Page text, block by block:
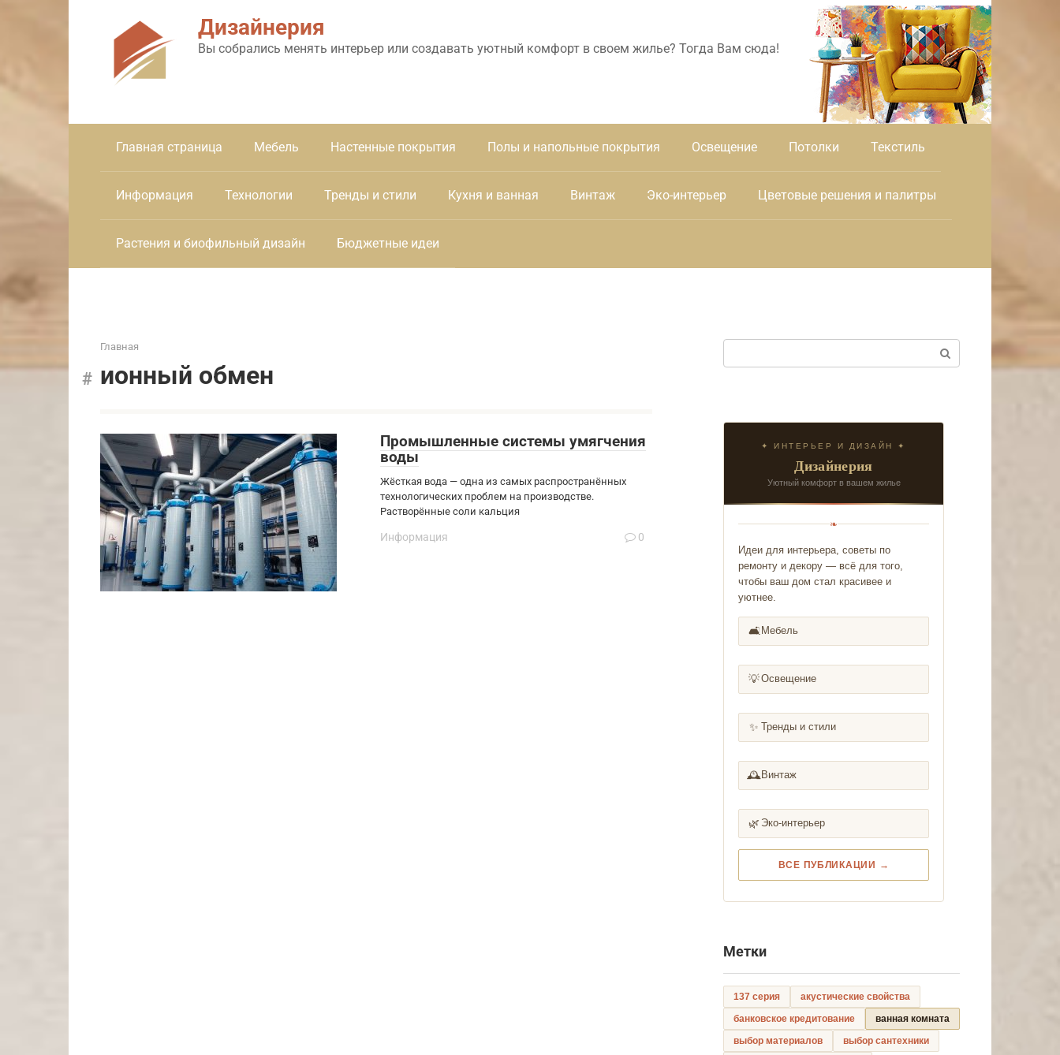
Дизайнерия
Вы собрались менять интерьер или создавать уютный комфорт в своем жилье? Тогда Вам сюда!
Главная страница Мебель Настенные покрытия Полы и напольные покрытия Освещение Потолки Текстиль
Информация Технологии Тренды и стили Кухня и ванная Винтаж Эко-интерьер Цветовые решения и палитры
Растения и биофильный дизайн Бюджетные идеи
Главная
ионный обмен
Промышленные системы умягчения
воды
Жёсткая вода — одна из самых распространённых
технологических проблем на производстве.
Растворённые соли кальция
Информация 0
✦ ИНТЕРЬЕР И ДИЗАЙН ✦
Дизайнерия
Уютный комфорт в вашем жилье
❧
Идеи для интерьера, советы по
ремонту и декору — всё для того,
чтобы ваш дом стал красивее и
уютнее.
🛋️ Мебель
💡Освещение
✨ Тренды и стили
🕰️ Винтаж
🌿 Эко-интерьер
ВСЕ ПУБЛИКАЦИИ →
Метки
137 серия
акустические свойства
банковское кредитование
ванная комната
выбор материалов
выбор сантехники